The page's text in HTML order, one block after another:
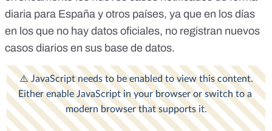
diaria para España y otros países, ya que en los días
en los que no hay datos oficiales, no registran nuevos
casos diarios en sus base de datos.